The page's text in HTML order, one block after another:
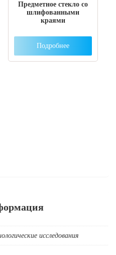
Предметное стекло со
шлифованными
краями
Подробнее
исследования